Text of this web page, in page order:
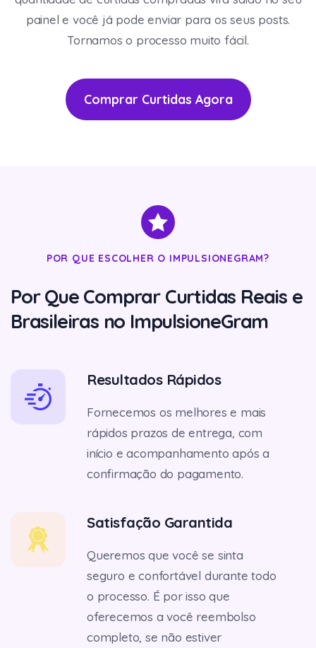
painel e você já pode enviar para os seus posts.
Tornamos o processo muito fácil.
Comprar Curtidas Agora
POR QUE ESCOLHER O IMPULSIONEGRAM?
Por Que Comprar Curtidas Reais e
Brasileiras no ImpulsioneGram
Resultados Rápidos
Fornecemos os melhores e mais
rápidos prazos de entrega, com
início e acompanhamento após a
confirmação do pagamento.
Satisfação Garantida
Queremos que você se sinta
seguro e confortável durante todo
o processo. É por isso que
oferecemos a você reembolso
completo, se não estiver